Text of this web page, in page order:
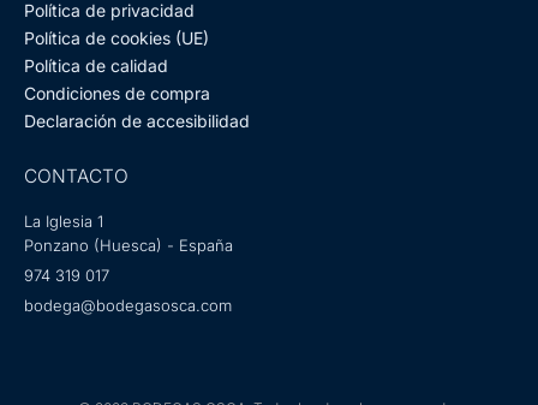
Política de privacidad
Política de cookies (UE)
Política de calidad
Condiciones de compra
Declaración de accesibilidad
CONTACTO
La Iglesia 1
Ponzano (Huesca) - España
974 319 017
bodega@bodegasosca.com